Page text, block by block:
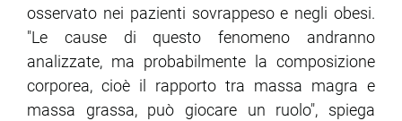
osservato nei pazienti sovrappeso e negli obesi.
"Le cause di questo fenomeno andranno
analizzate, ma probabilmente la composizione
corporea, cioè il rapporto tra massa magra e
massa grassa, può giocare un ruolo", spiega